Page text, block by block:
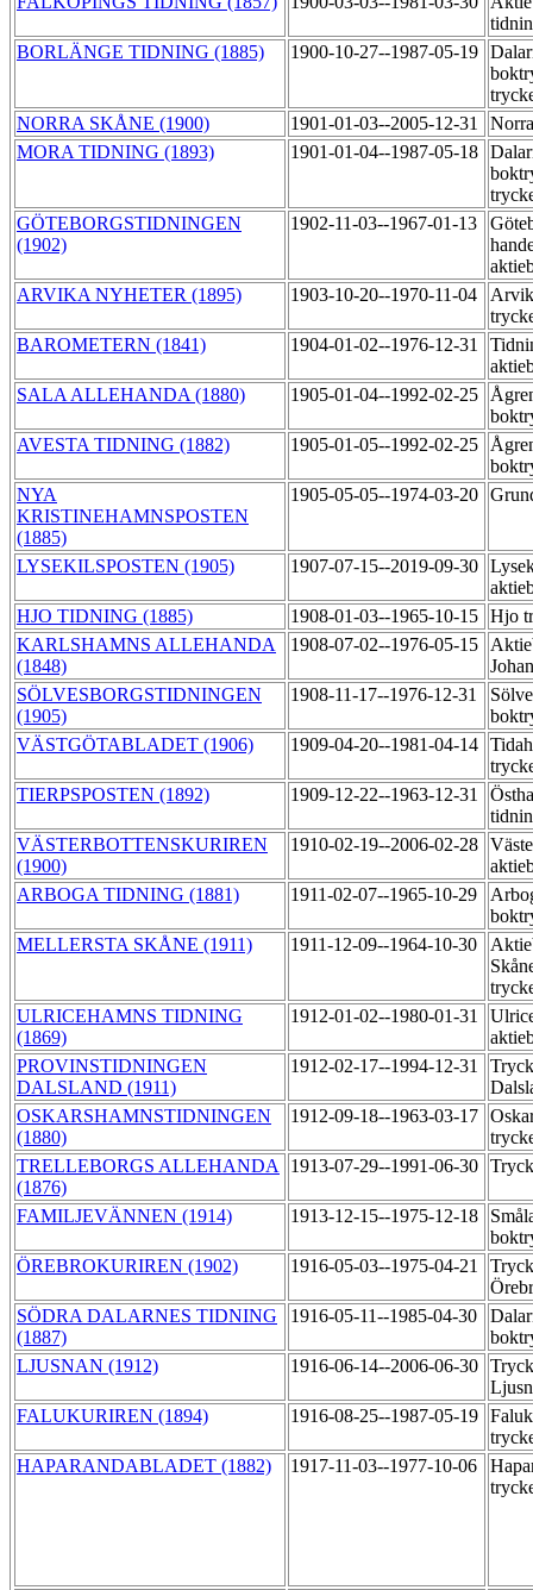
BORLÄNGE TIDNING (1885)
1900-10-27--1987-05-19
NORRA SKÅNE (1900)
1901-01-03--2005-12-31
MORA TIDNING (1893)
1901-01-04--1987-05-18
GÖTEBORGSTIDNINGEN
(1902)
1902-11-03--1967-01-13
ARVIKA NYHETER (1895)
1903-10-20--1970-11-04
BAROMETERN (1841)
1904-01-02--1976-12-31
SALA ALLEHANDA (1880)
1905-01-04--1992-02-25
AVESTA TIDNING (1882)
1905-01-05--1992-02-25
NYA
KRISTINEHAMNSPOSTEN
(1885)
1905-05-05--1974-03-20
LYSEKILSPOSTEN (1905) 1907-07-15--2019-09-30
HJO TIDNING (1885)
1908-01-03--1965-10-15 Hjo
KARLSHAMNS ALLEHANDA
(1848)
1908-07-02--1976-05-15
SÖLVESBORGSTIDNINGEN
(1905)
1908-11-17--1976-12-31
VÄSTGÖTABLADET (1906)
1909-04-20--1981-04-14
TIERPSPOSTEN (1892)
1909-12-22--1963-12-31
VÄSTERBOTTENSKURIREN
(1900)
1910-02-19--2006-02-28
ARBOGA TIDNING (1881)
1911-02-07--1965-10-29
MELLERSTA SKÅNE (1911)
1911-12-09--1964-10-30
ULRICEHAMNS TIDNING
(1869)
1912-01-02--1980-01-31
PROVINSTIDNINGEN
DALSLAND (1911)
1912-02-17--1994-12-31
OSKARSHAMNSTIDNINGEN
(1880)
1912-09-18--1963-03-17
TRELLEBORGS ALLEHANDA
(1876)
1913-07-29--1991-06-30
FAMILJEVÄNNEN (1914) 1913-12-15--1975-12-18
ÖREBROKURIREN (1902)
1916-05-03--1975-04-21
SÖDRA DALARNES TIDNING
(1887)
1916-05-11--1985-04-30
LJUSNAN (1912)
1916-06-14--2006-06-30
FALUKURIREN (1894)
1916-08-25--1987-05-19
HAPARANDABLADET (1882)
1917-11-03--1977-10-06